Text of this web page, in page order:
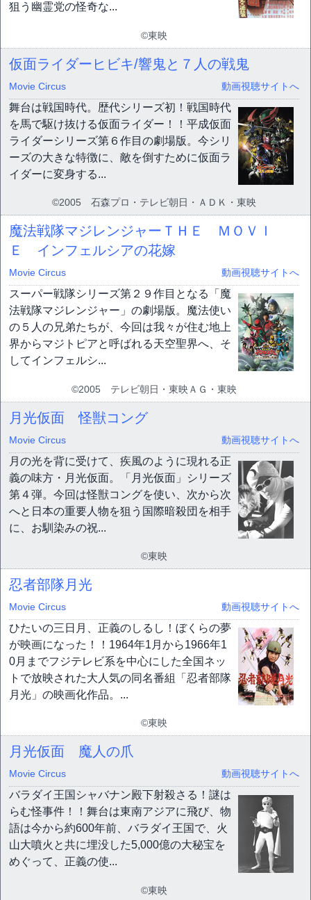
狙う幽霊党の怪奇な...
©東映
仮面ライダーヒビキ/響鬼と７人の戦鬼
Movie Circus 動画視聴サイトへ
舞台は戦国時代。歴代シリーズ初！戦国時代
を馬で駆け抜ける仮面ライダー！！平成仮面
ライダーシリーズ第６作目の劇場版。今シリ
ーズの大きな特徴に、敵を倒すために仮面ラ
イダーに変身する...
©2005 石森プロ・テレビ朝日・ＡＤＫ・東映
魔法戦隊マジレンジャーＴＨＥ ＭＯＶＩ
Ｅ インフェルシアの花嫁
Movie Circus 動画視聴サイトへ
スーパー戦隊シリーズ第２９作目となる「魔
法戦隊マジレンジャー」の劇場版。魔法使い
の５人の兄弟たちが、今回は我々が住む地上
界からマジトピアと呼ばれる天空聖界へ、そ
してインフェルシ...
©2005 テレビ朝日・東映ＡＧ・東映
月光仮面 怪獣コング
Movie Circus 動画視聴サイトへ
月の光を背に受けて、疾風のように現れる正
義の味方・月光仮面。「月光仮面」シリーズ
第４弾。今回は怪獣コングを使い、次から次
へと日本の重要人物を狙う国際暗殺団を相手
に、お馴染みの祝...
©東映
忍者部隊月光
Movie Circus 動画視聴サイトへ
ひたいの三日月、正義のしるし！ぼくらの夢
が映画になった！！1964年1月から1966年1
0月までフジテレビ系を中心にした全国ネッ
トで放映された大人気の同名番組「忍者部隊
月光」の映画化作品。...
©東映
月光仮面 魔人の爪
Movie Circus 動画視聴サイトへ
バラダイ王国シャバナン殿下射殺さる！謎は
らむ怪事件！！舞台は東南アジアに飛び、物
語は今から約600年前、バラダイ王国で、火
山大噴火と共に埋没した5,000億の大秘宝を
めぐって、正義の使...
©東映